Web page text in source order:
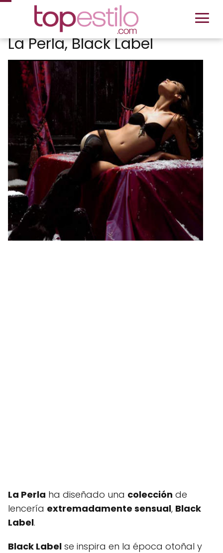
La Perla, Black Label
La Perla ha diseñado una colección de
lencería extremadamente sensual, Black
Label.
Black Label se inspira en la época otoñal y